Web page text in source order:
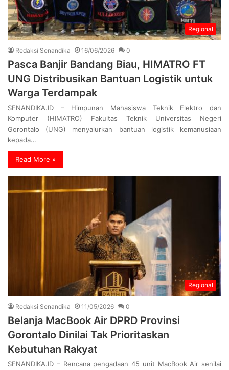
Regional
Redaksi Senandika 16/06/2026 0
Pasca Banjir Bandang Biau, HIMATRO FT
UNG Distribusikan Bantuan Logistik untuk
Warga Terdampak
SENANDIKA.ID – Himpunan Mahasiswa Teknik Elektro dan
Komputer (HIMATRO) Fakultas Teknik Universitas Negeri
Gorontalo (UNG) menyalurkan bantuan logistik kemanusiaan
kepada…
Read More »
Regional
Redaksi Senandika 11/05/2026 0
Belanja MacBook Air DPRD Provinsi
Gorontalo Dinilai Tak Prioritaskan
Kebutuhan Rakyat
SENANDIKA.ID – Rencana pengadaan 45 unit MacBook Air senilai